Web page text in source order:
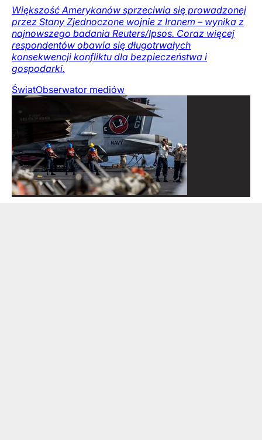
Większość Amerykanów sprzeciwia się prowadzonej
przez Stany Zjednoczone wojnie z Iranem – wynika z
najnowszego badania Reuters/Ipsos. Coraz więcej
respondentów obawia się długotrwałych
konsekwencji konfliktu dla bezpieczeństwa i
gospodarki.
ŚwiatObserwator mediów